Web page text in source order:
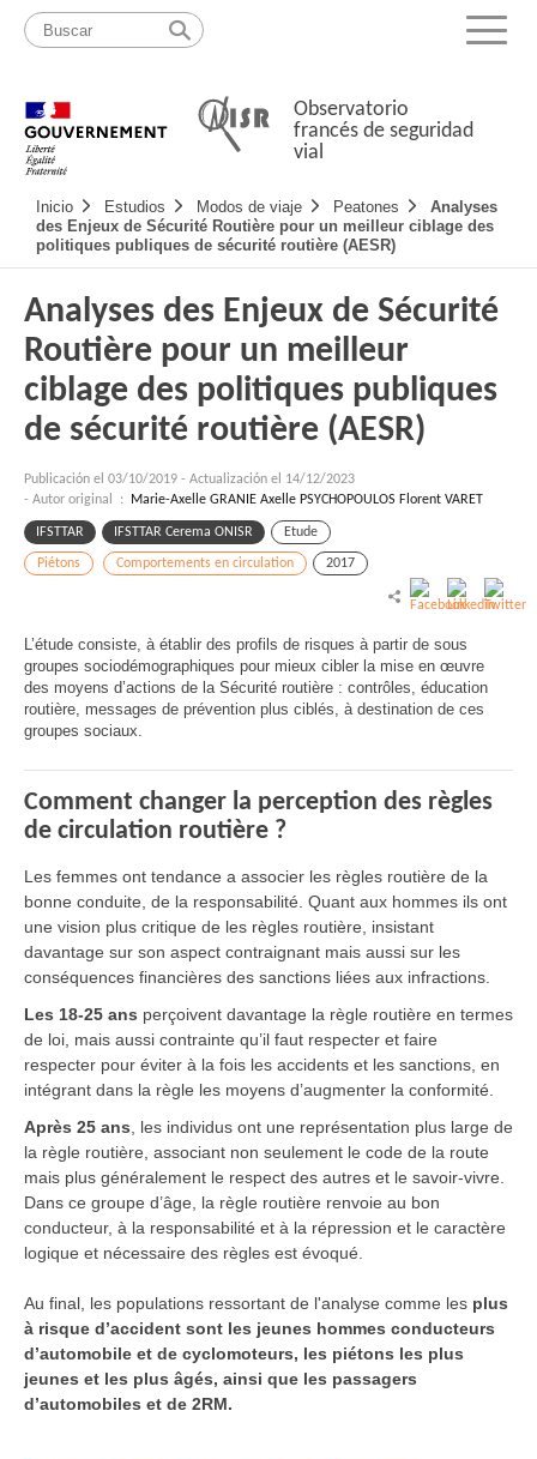
Pasar
contenido
Mapa
web
Menu
Observatorio
francés de seguridad
vial
Navigation
principale
Inicio Estudios Modos de viaje Peatones
Analyses
des Enjeux de Sécurité Routière pour un meilleur ciblage des
politiques publiques de sécurité routière (AESR)
Analyses des Enjeux de Sécurité
Routière pour un meilleur
ciblage des politiques publiques
de sécurité routière (AESR)
Publicación el 03/10/2019 - Actualización el 14/12/2023
- Autor original :
Marie-Axelle GRANIE Axelle PSYCHOPOULOS Florent VARET
IFSTTAR IFSTTAR Cerema ONISR Etude
Piétons Comportements en circulation 2017
L’étude consiste, à établir des profils de risques à partir de sous
groupes sociodémographiques pour mieux cibler la mise en œuvre
des moyens d’actions de la Sécurité routière : contrôles, éducation
routière, messages de prévention plus ciblés, à destination de ces
groupes sociaux.
Comment changer la perception des règles
de circulation routière ?
Les femmes ont tendance a associer les règles routière de la
bonne conduite, de la responsabilité. Quant aux hommes ils ont
une vision plus critique de les règles routière, insistant
davantage sur son aspect contraignant mais aussi sur les
conséquences financières des sanctions liées aux infractions.
Les 18-25 ans perçoivent davantage la règle routière en termes
de loi, mais aussi contrainte qu’il faut respecter et faire
respecter pour éviter à la fois les accidents et les sanctions, en
intégrant dans la règle les moyens d’augmenter la conformité.
Après 25 ans, les individus ont une représentation plus large de
la règle routière, associant non seulement le code de la route
mais plus généralement le respect des autres et le savoir-vivre.
Dans ce groupe d’âge, la règle routière renvoie au bon
conducteur, à la responsabilité et à la répression et le caractère
logique et nécessaire des règles est évoqué.
Au final, les populations ressortant de l'analyse comme les plus
à risque d’accident sont les jeunes hommes conducteurs
d’automobile et de cyclomoteurs, les piétons les plus
jeunes et les plus âgés, ainsi que les passagers
d’automobiles et de 2RM.